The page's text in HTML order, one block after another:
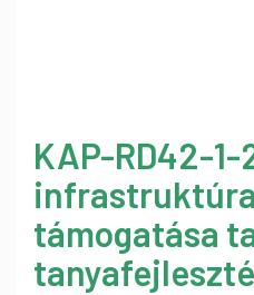
KAP-RD42-1-
támogatása